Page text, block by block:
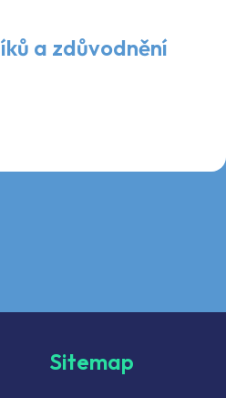
a zdůvodnění
Sitemap